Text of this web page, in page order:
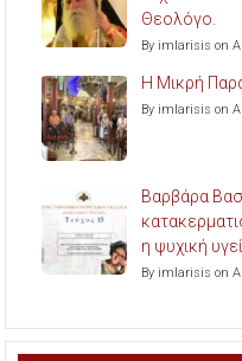
Θεολόγο.
By imlarisis on
Η Μικρή
By imlarisis on
Βαρβάρα
η ψυχική
By imlarisis on